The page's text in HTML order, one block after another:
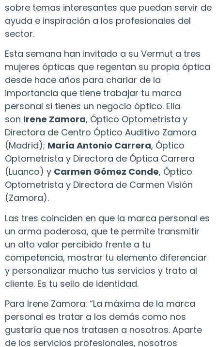
sobre temas interesantes que puedan servir de
ayuda e inspiración a los profesionales del
sector.
Esta semana han invitado a su Vermut a tres
mujeres ópticas que regentan su propia óptica
desde hace años para charlar de la
importancia que tiene trabajar tu marca
personal si tienes un negocio óptico. Ella
son Irene Zamora, Óptico Optometrista y
Directora de Centro Óptico Auditivo Zamora
(Madrid); María Antonio Carrera, Óptico
Optometrista y Directora de Óptica Carrera
(Luanco) y Carmen Gómez Conde, Óptico
Optometrista y Directora de Carmen Visión
(Zamora).
Las tres coinciden en que la marca personal es
un arma poderosa, que te permite transmitir
un alto valor percibido frente a tu
competencia, mostrar tu elemento diferenciar
y personalizar mucho tus servicios y trato al
cliente. Es tu sello de identidad.
Para Irene Zamora: “La máxima de la marca
personal es tratar a los demás como nos
gustaría que nos tratasen a nosotros. Aparte
de los servicios profesionales, nosotros